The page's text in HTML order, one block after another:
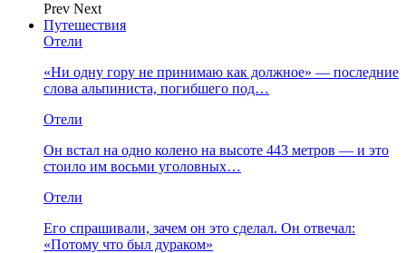
Prev Next
Путешествия
Отели
«Ни одну гору не принимаю как должное» — последние
слова альпиниста, погибшего под…
Отели
Он встал на одно колено на высоте 443 метров — и это
стоило им восьми уголовных…
Отели
Его спрашивали, зачем он это сделал. Он отвечал:
«Потому что был дураком»